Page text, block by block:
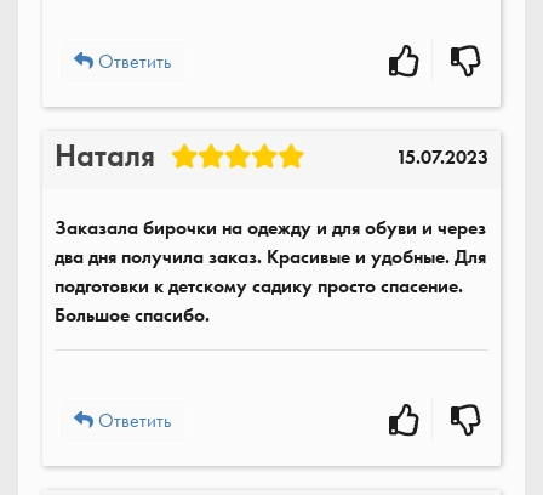
Ответить
Наталя 15.07.2023
Заказала бирочки на одежду и для обуви и через
два дня получила заказ. Красивые и удобные. Для
подготовки к детскому садику просто спасение.
Большое спасибо.
Ответить